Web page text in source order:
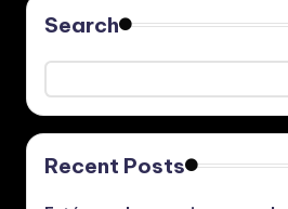
Search
Recent Posts